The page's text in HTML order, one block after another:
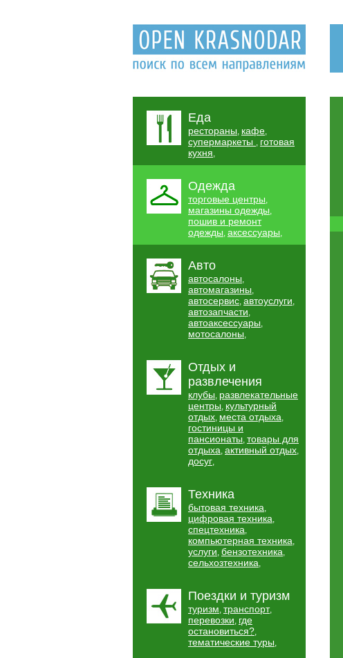
Еда
рестораны, кафе,
супермаркеты , готовая
кухня,
Одежда
торговые центры,
магазины одежды,
пошив и ремонт
одежды, аксессуары,
Авто
автосалоны,
автомагазины,
автосервис, автоуслуги,
автозапчасти,
автоаксессуары,
мотосалоны,
Отдых и
развлечения
клубы, развлекательные
центры, культурный
отдых, места отдыха,
гостиницы и
пансионаты, товары для
отдыха, активный отдых,
досуг,
Техника
бытовая техника,
цифровая техника,
спецтехника,
компьютерная техника,
услуги, бензотехника,
сельхозтехника,
Поездки и туризм
туризм, транспорт,
перевозки, где
остановиться?,
тематические туры,